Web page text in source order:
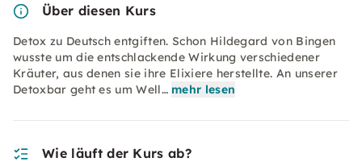
Über diesen Kurs
Detox zu Deutsch entgiften. Schon Hildegard von Bingen
wusste um die entschlackende Wirkung verschiedener
Kräuter, aus denen sie ihre Elixiere herstellte. An unserer
Detoxbar geht es um Well… mehr lesen
Wie läuft der Kurs ab?